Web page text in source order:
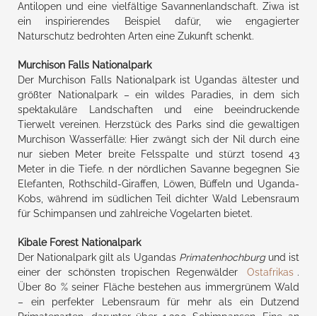
Antilopen und eine vielfältige Savannenlandschaft. Ziwa ist
ein inspirierendes Beispiel dafür, wie engagierter
Naturschutz bedrohten Arten eine Zukunft schenkt.
Murchison Falls Nationalpark
Der Murchison Falls Nationalpark ist Ugandas ältester und
größter Nationalpark – ein wildes Paradies, in dem sich
spektakuläre Landschaften und eine beeindruckende
Tierwelt vereinen. Herzstück des Parks sind die gewaltigen
Murchison Wasserfälle: Hier zwängt sich der Nil durch eine
nur sieben Meter breite Felsspalte und stürzt tosend 43
Meter in die Tiefe. n der nördlichen Savanne begegnen Sie
Elefanten, Rothschild-Giraffen, Löwen, Büffeln und Uganda-
Kobs, während im südlichen Teil dichter Wald Lebensraum
für Schimpansen und zahlreiche Vogelarten bietet.
Kibale Forest Nationalpark
Der Nationalpark gilt als Ugandas Primatenhochburgund ist
einer der schönsten tropischen Regenwälder
Ostafrikas .
Über 80 % seiner Fläche bestehen aus immergrünem Wald
– ein perfekter Lebensraum für mehr als ein Dutzend